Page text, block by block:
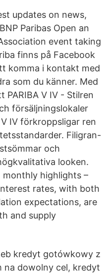
updates on news,
Paribas Open an
event taking
finns på Facebook
komma i kontakt med
som du känner. Med
PARIBA V IV - Stilren
försäljningslokaler
IV förkroppsligar ren
Filigran-
och
looken.
monthly highlights –
rates, with both
expectations, are
and supply
kredyt gotówkowy z
na dowolny cel, kredyt